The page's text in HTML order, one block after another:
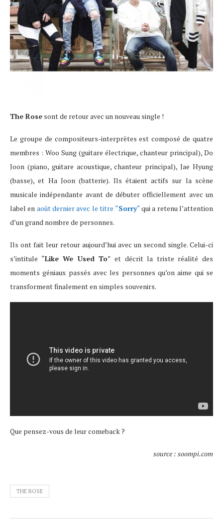
The Rose sont de retour avec un nouveau single !
Le groupe de compositeurs-interprètes est composé de quatre
membres : Woo Sung (guitare électrique, chanteur principal), Do
Joon (piano, guitare acoustique, chanteur principal), Jae Hyung
(basse), et Ha Joon (batterie). Ils étaient actifs sur la scène
musicale indépendante avant de débuter officiellement avec un
label en août dernier avec le titre “Sorry“qui a retenu l’attention
d’un grand nombre de personnes.
Ils ont fait leur retour aujourd’hui avec un second single. Celui-ci
s’intitule “Like We Used To” et décrit la triste réalité des
moments géniaux passés avec les personnes qu’on aime qui se
transforment finalement en simples souvenirs.
Que pensez-vous de leur comeback ?
source : soompi.com
THE ROSE